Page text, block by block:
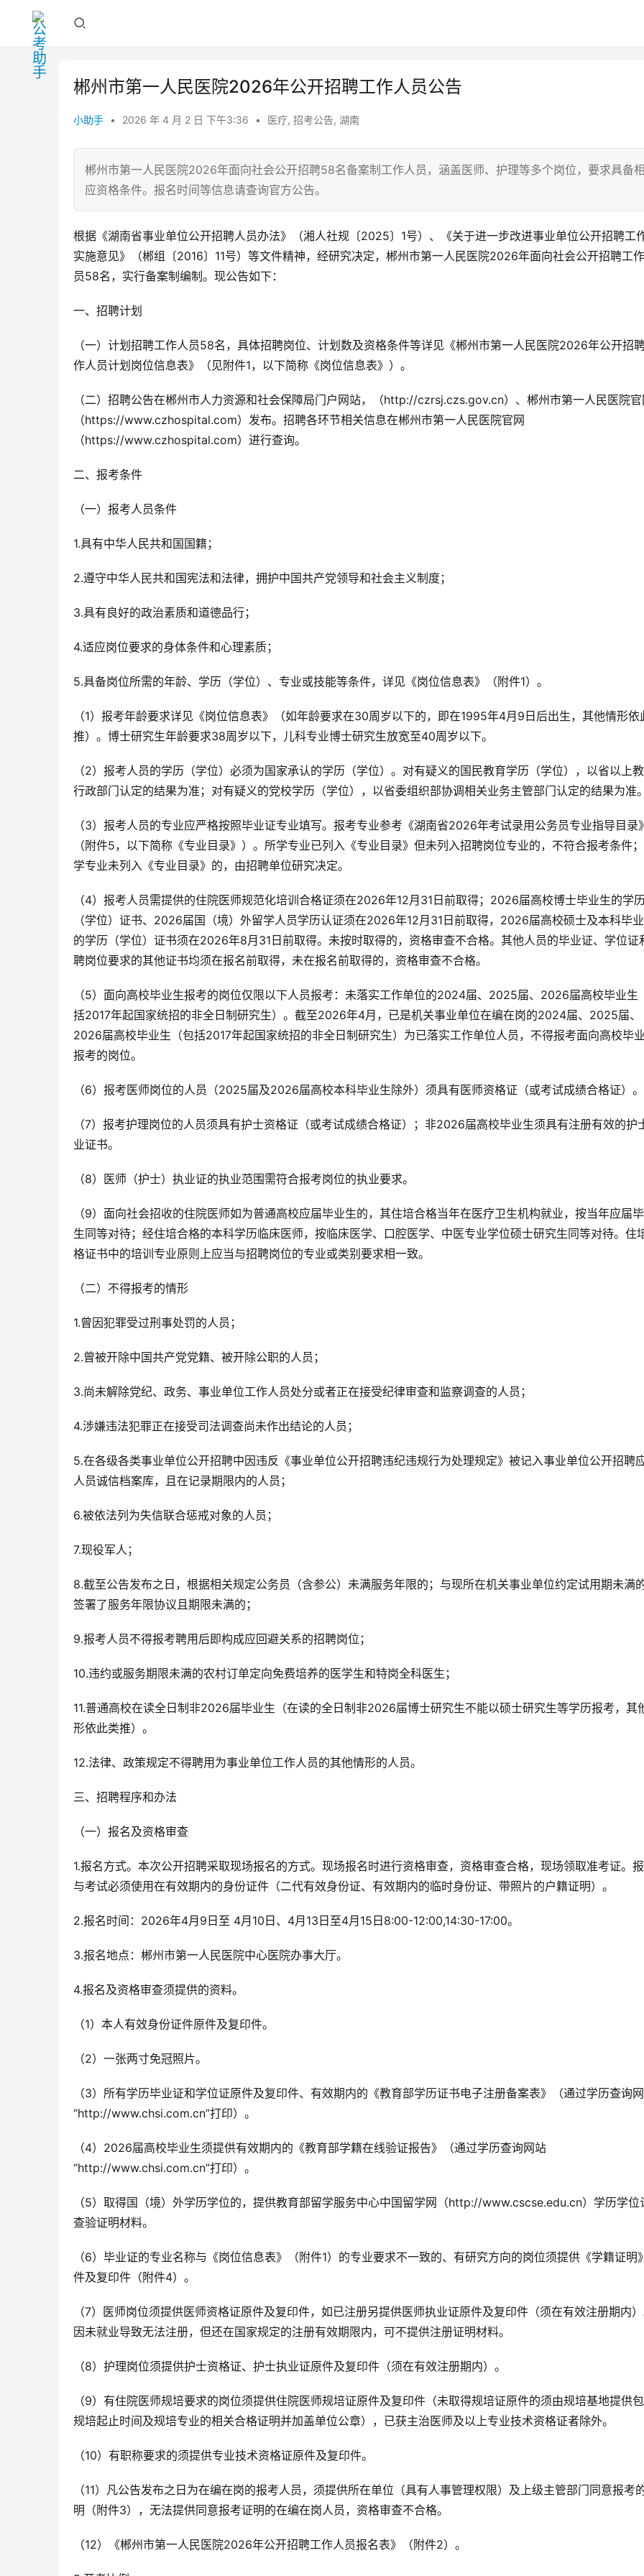
郴州市第一人民医院2026年公开招聘工作人员公告
小助手 • 2026 年 4 月 2 日 下午3:36 • 医疗, 招考公告, 湖南
郴州市第一人民医院2026年面向社会公开招聘58名备案制工作人员，涵盖医师、护理等多个岗位，要求具备相
应资格条件。报名时间等信息请查询官方公告。
根据《湖南省事业单位公开招聘人员办法》（湘人社规〔2025〕1号）、《关于进一步改进事业单位公开招聘工
实施意见》（郴组〔2016〕11号）等文件精神，经研究决定，郴州市第一人民医院2026年面向社会公开招聘工
员58名，实行备案制编制。现公告如下：
一、招聘计划
（一）计划招聘工作人员58名，具体招聘岗位、计划数及资格条件等详见《郴州市第一人民医院2026年公开招
作人员计划岗位信息表》（见附件1，以下简称《岗位信息表》）。
（二）招聘公告在郴州市人力资源和社会保障局门户网站，（http://czrsj.czs.gov.cn）、郴州市第一人民医院官
（https://www.czhospital.com）发布。招聘各环节相关信息在郴州市第一人民医院官网
（https://www.czhospital.com）进行查询。
二、报考条件
（一）报考人员条件
1.具有中华人民共和国国籍；
2.遵守中华人民共和国宪法和法律，拥护中国共产党领导和社会主义制度；
3.具有良好的政治素质和道德品行；
4.适应岗位要求的身体条件和心理素质；
5.具备岗位所需的年龄、学历（学位）、专业或技能等条件，详见《岗位信息表》（附件1）。
（1）报考年龄要求详见《岗位信息表》（如年龄要求在30周岁以下的，即在1995年4月9日后出生，其他情形依
推）。博士研究生年龄要求38周岁以下，儿科专业博士研究生放宽至40周岁以下。
（2）报考人员的学历（学位）必须为国家承认的学历（学位）。对有疑义的国民教育学历（学位），以省以上
行政部门认定的结果为准；对有疑义的党校学历（学位），以省委组织部协调相关业务主管部门认定的结果为准。
（3）报考人员的专业应严格按照毕业证专业填写。报考专业参考《湖南省2026年考试录用公务员专业指导目录》
（附件5，以下简称《专业目录》）。所学专业已列入《专业目录》但未列入招聘岗位专业的，不符合报考条件
学专业未列入《专业目录》的，由招聘单位研究决定。
（4）报考人员需提供的住院医师规范化培训合格证须在2026年12月31日前取得；2026届高校博士毕业生的学
（学位）证书、2026届国（境）外留学人员学历认证须在2026年12月31日前取得，2026届高校硕士及本科毕
的学历（学位）证书须在2026年8月31日前取得。未按时取得的，资格审查不合格。其他人员的毕业证、学位证
聘岗位要求的其他证书均须在报名前取得，未在报名前取得的，资格审查不合格。
（5）面向高校毕业生报考的岗位仅限以下人员报考：未落实工作单位的2024届、2025届、2026届高校毕业生
括2017年起国家统招的非全日制研究生）。截至2026年4月，已是机关事业单位在编在岗的2024届、2025届、
2026届高校毕业生（包括2017年起国家统招的非全日制研究生）为已落实工作单位人员，不得报考面向高校毕
报考的岗位。
（6）报考医师岗位的人员（2025届及2026届高校本科毕业生除外）须具有医师资格证（或考试成绩合格证）。
（7）报考护理岗位的人员须具有护士资格证（或考试成绩合格证）；非2026届高校毕业生须具有注册有效的护
业证书。
（8）医师（护士）执业证的执业范围需符合报考岗位的执业要求。
（9）面向社会招收的住院医师如为普通高校应届毕业生的，其住培合格当年在医疗卫生机构就业，按当年应届
生同等对待；经住培合格的本科学历临床医师，按临床医学、口腔医学、中医专业学位硕士研究生同等对待。住
格证书中的培训专业原则上应当与招聘岗位的专业或类别要求相一致。
（二）不得报考的情形
1.曾因犯罪受过刑事处罚的人员；
2.曾被开除中国共产党党籍、被开除公职的人员；
3.尚未解除党纪、政务、事业单位工作人员处分或者正在接受纪律审查和监察调查的人员；
4.涉嫌违法犯罪正在接受司法调查尚未作出结论的人员；
5.在各级各类事业单位公开招聘中因违反《事业单位公开招聘违纪违规行为处理规定》被记入事业单位公开招聘
人员诚信档案库，且在记录期限内的人员；
6.被依法列为失信联合惩戒对象的人员；
7.现役军人；
8.截至公告发布之日，根据相关规定公务员（含参公）未满服务年限的；与现所在机关事业单位约定试用期未满
签署了服务年限协议且期限未满的；
9.报考人员不得报考聘用后即构成应回避关系的招聘岗位；
10.违约或服务期限未满的农村订单定向免费培养的医学生和特岗全科医生；
11.普通高校在读全日制非2026届毕业生（在读的全日制非2026届博士研究生不能以硕士研究生等学历报考，其
形依此类推）。
12.法律、政策规定不得聘用为事业单位工作人员的其他情形的人员。
三、招聘程序和办法
（一）报名及资格审查
1.报名方式。本次公开招聘采取现场报名的方式。现场报名时进行资格审查，资格审查合格，现场领取准考证。
与考试必须使用在有效期内的身份证件（二代有效身份证、有效期内的临时身份证、带照片的户籍证明）。
2.报名时间：2026年4月9日至 4月10日、4月13日至4月15日8:00-12:00,14:30-17:00。
3.报名地点：郴州市第一人民医院中心医院办事大厅。
4.报名及资格审查须提供的资料。
（1）本人有效身份证件原件及复印件。
（2）一张两寸免冠照片。
（3）所有学历毕业证和学位证原件及复印件、有效期内的《教育部学历证书电子注册备案表》（通过学历查询
“http://www.chsi.com.cn”打印）。
（4）2026届高校毕业生须提供有效期内的《教育部学籍在线验证报告》（通过学历查询网站
“http://www.chsi.com.cn”打印）。
（5）取得国（境）外学历学位的，提供教育部留学服务中心中国留学网（http://www.cscse.edu.cn）学历学位
查验证明材料。
（6）毕业证的专业名称与《岗位信息表》（附件1）的专业要求不一致的、有研究方向的岗位须提供《学籍证明
件及复印件（附件4）。
（7）医师岗位须提供医师资格证原件及复印件，如已注册另提供医师执业证原件及复印件（须在有效注册期内）
因未就业导致无法注册，但还在国家规定的注册有效期限内，可不提供注册证明材料。
（8）护理岗位须提供护士资格证、护士执业证原件及复印件（须在有效注册期内）。
（9）有住院医师规培要求的岗位须提供住院医师规培证原件及复印件（未取得规培证原件的须由规培基地提供
规培起止时间及规培专业的相关合格证明并加盖单位公章），已获主治医师及以上专业技术资格证者除外。
（10）有职称要求的须提供专业技术资格证原件及复印件。
（11）凡公告发布之日为在编在岗的报考人员，须提供所在单位（具有人事管理权限）及上级主管部门同意报考
明（附件3），无法提供同意报考证明的在编在岗人员，资格审查不合格。
（12）《郴州市第一人民医院2026年公开招聘工作人员报名表》（附件2）。